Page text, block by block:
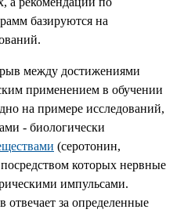
базируются на
между достижениями
применением в обучении
на примере исследований,
- биологически
(серотонин,
которых нервные
импульсами.
за определенные